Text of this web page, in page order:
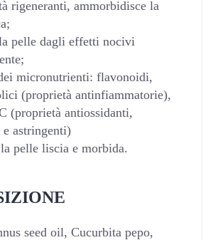
rigeneranti, ammorbidisce la
pelle dagli effetti nocivi
micronutrienti: flavonoidi,
(proprietà antinfiammatorie),
(proprietà antiossidanti,
e astringenti)
pelle liscia e morbida.
seed oil, Cucurbita pepo,